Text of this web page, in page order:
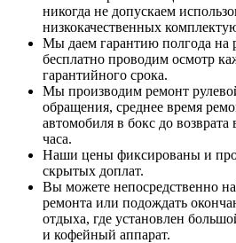
никогда не допускаем
низкокачественных
Мы даем гарантию полгода на
бесплатно проводим осмотр
гарантийного срока.
Мы производим ремонт
обращения, среднее время
автомобиля в бокс до возврата
часа.
Наши цены фиксированы и
скрытых доплат.
Вы можете непосредственно
ремонта или подождать
отдыха, где установлен
и кофейный аппарат.